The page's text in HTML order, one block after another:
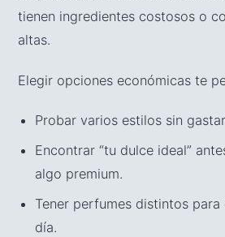
tienen ingredientes costosos o
altas.
Elegir opciones económicas te
Probar varios estilos sin
Encontrar “tu dulce ideal”
algo premium.
Tener perfumes distintos
día.